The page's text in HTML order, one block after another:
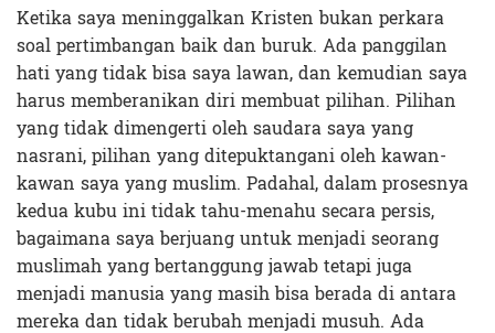
Ketika saya meninggalkan Kristen bukan perkara
soal pertimbangan baik dan buruk. Ada panggilan
hati yang tidak bisa saya lawan, dan kemudian saya
harus memberanikan diri membuat pilihan. Pilihan
yang tidak dimengerti oleh saudara saya yang
nasrani, pilihan yang ditepuktangani oleh kawan-
kawan saya yang muslim. Padahal, dalam prosesnya
kedua kubu ini tidak tahu-menahu secara persis,
bagaimana saya berjuang untuk menjadi seorang
muslimah yang bertanggung jawab tetapi juga
menjadi manusia yang masih bisa berada di antara
mereka dan tidak berubah menjadi musuh. Ada